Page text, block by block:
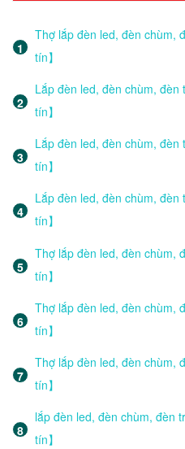
Thợ lắp đèn led, đèn chùm,
tín】
Lắp đèn led, đèn chùm,
tín】
Lắp đèn led, đèn chùm,
tín】
Lắp đèn led, đèn chùm,
tín】
Thợ lắp đèn led, đèn chùm,
tín】
Thợ lắp đèn led, đèn chùm,
tín】
Thợ lắp đèn led, đèn chùm,
tín】
lắp đèn led, đèn chùm, đèn
tín】